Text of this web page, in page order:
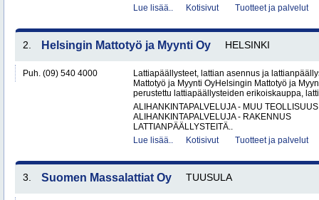
Lue lisää..
Kotisivut Tuotteet ja palvelut
2. Helsingin Mattotyö ja Myynti Oy HELSINKI
Puh. (09) 540 4000
Lattiapäällysteet, lattian asennus ja
Mattotyö ja Myynti OyHelsingin Mattotyö ja
perustettu lattiapäällysteiden erikoiskauppa,
ALIHANKINTAPALVELUJA - MUU TEOLLISUUS
ALIHANKINTAPALVELUJA - RAKENNUS
LATTIANPÄÄLLYSTEITÄ..
Lue lisää..
Kotisivut Tuotteet ja palvelut
3. Suomen Massalattiat Oy TUUSULA